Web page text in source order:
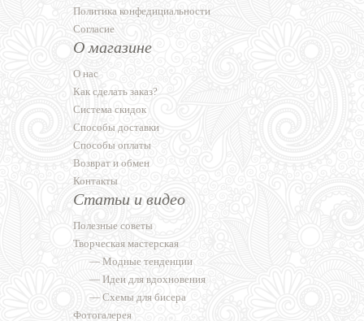
Политика конфедициальности
Согласие
О магазине
О нас
Как сделать заказ?
Система скидок
Способы доставки
Способы оплаты
Возврат и обмен
Контакты
Статьи и видео
Полезные советы
Творческая мастерская
— Модные тенденции
— Идеи для вдохновения
— Схемы для бисера
Фотогалерея